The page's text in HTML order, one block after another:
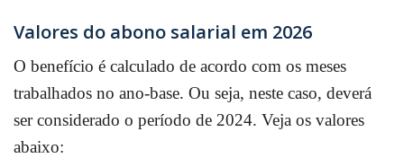
Valores do abono salarial em 2026
O benefício é calculado de acordo com os meses
trabalhados no ano-base. Ou seja, neste caso, deverá
ser considerado o período de 2024. Veja os valores
abaixo: